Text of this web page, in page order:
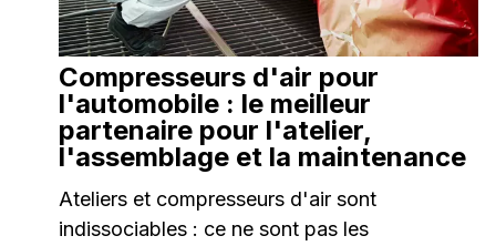
Compresseurs d'air pour
l'automobile : le meilleur
partenaire pour l'atelier,
l'assemblage et la maintenance
Ateliers et compresseurs d'air sont
indissociables : ce ne sont pas les